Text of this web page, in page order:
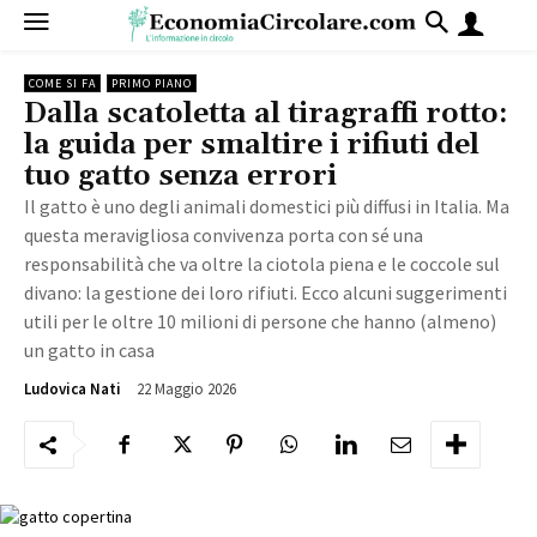
COME SI FA PRIMO PIANO
Dalla scatoletta al tiragraffi rotto:
la guida per smaltire i rifiuti del
tuo gatto senza errori
Il gatto è uno degli animali domestici più diffusi in Italia. Ma
questa meravigliosa convivenza porta con sé una
responsabilità che va oltre la ciotola piena e le coccole sul
divano: la gestione dei loro rifiuti. Ecco alcuni suggerimenti
utili per le oltre 10 milioni di persone che hanno (almeno)
un gatto in casa
Ludovica Nati 22 Maggio 2026